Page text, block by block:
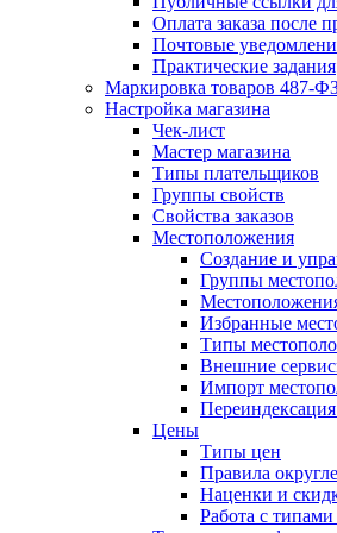
Оплата заказа после
Почтовые
Практические задания
Маркировка товаров 487-
Настройка магазина
Чек-лист
Мастер магазина
Типы плательщиков
Группы свойств
Свойства заказов
Местоположения
Создание и
Группы
Избранные
Типы
Внешние
Импорт
Цены
Типы цен
Правила
Наценки и
Работа с